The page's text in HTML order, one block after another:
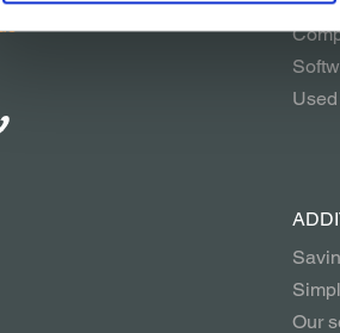
Our